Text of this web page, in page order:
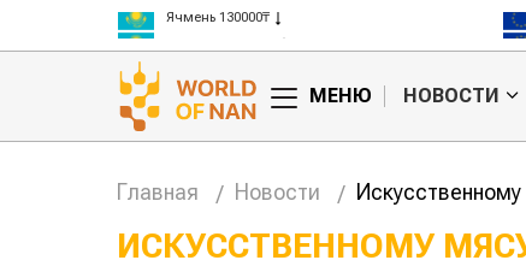
Кукуруза 150000₸
Рис 300000₸
Пшеница 3 класс 125000₸
МЕНЮ НОВОСТИ
Главная Новости
ИСКУССТВЕННОМУ